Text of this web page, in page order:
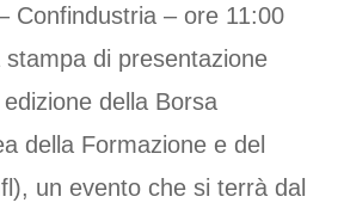
Confindustria – ore 11:00
stampa di presentazione
della Borsa
della Formazione e del
un evento che si terrà dal